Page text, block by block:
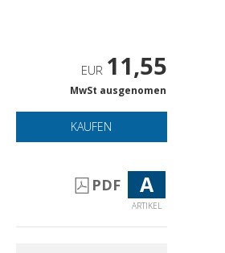
EUR 11,55
MwSt ausgenomen
KAUFEN
PDF A
ARTIKEL